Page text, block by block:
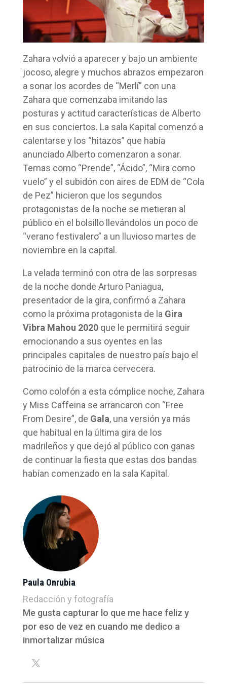
Zahara volvió a aparecer y bajo un ambiente
jocoso, alegre y muchos abrazos empezaron
a sonar los acordes de “Merlí” con una
Zahara que comenzaba imitando las
posturas y actitud características de Alberto
en sus conciertos. La sala Kapital comenzó a
calentarse y los “hitazos” que había
anunciado Alberto comenzaron a sonar.
Temas como “Prende”, “Ácido”, “Mira como
vuelo” y el subidón con aires de EDM de “Cola
de Pez” hicieron que los segundos
protagonistas de la noche se metieran al
público en el bolsillo llevándolos un poco de
“verano festivalero” a un lluvioso martes de
noviembre en la capital.
La velada terminó con otra de las sorpresas
de la noche donde Arturo Paniagua,
presentador de la gira, confirmó a Zahara
como la próxima protagonista de la Gira
Vibra Mahou 2020que le permitirá seguir
emocionando a sus oyentes en las
principales capitales de nuestro país bajo el
patrocinio de la marca cervecera.
Como colofón a esta cómplice noche, Zahara
y Miss Caffeina se arrancaron con “Free
From Desire”, de Gala, una versión ya más
que habitual en la última gira de los
madrileños y que dejó al público con ganas
de continuar la fiesta que estas dos bandas
habían comenzado en la sala Kapital.
Paula Onrubia
Redacción y fotografía
Me gusta capturar lo que me hace feliz y
por eso de vez en cuando me dedico a
inmortalizar música